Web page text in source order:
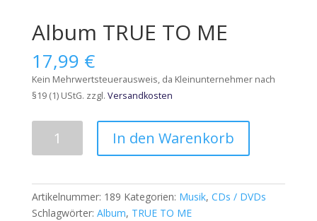
Album TRUE TO ME
17,99 €
Kein Mehrwertsteuerausweis, da Kleinunternehmer nach
§19 (1) UStG. zzgl. Versandkosten
Menge
In den Warenkorb
Artikelnummer: 189 Kategorien: Musik, CDs / DVDs
Schlagwörter: Album, TRUE TO ME